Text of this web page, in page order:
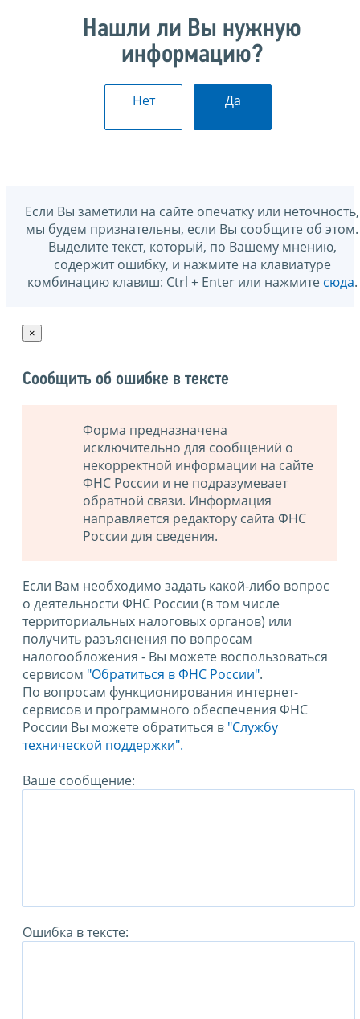
Нашли ли Вы нужную
информацию?
Нет Да
Если Вы заметили на сайте опечатку или неточность,
мы будем признательны, если Вы сообщите об этом.
Выделите текст, который, по Вашему мнению,
содержит ошибку, и нажмите на клавиатуре
комбинацию клавиш: Ctrl + Enter или нажмите сюда.
×
Сообщить об ошибке в тексте
Форма предназначена
исключительно для сообщений о
некорректной информации на сайте
ФНС России и не подразумевает
обратной связи. Информация
направляется редактору сайта ФНС
России для сведения.
Если Вам необходимо задать какой-либо вопрос
о деятельности ФНС России (в том числе
территориальных налоговых органов) или
получить разъяснения по вопросам
налогообложения - Вы можете воспользоваться
сервисом "Обратиться в ФНС России".
По вопросам функционирования интернет-
сервисов и программного обеспечения ФНС
России Вы можете обратиться в "Службу
технической поддержки".
Ваше сообщение:
Ошибка в тексте: